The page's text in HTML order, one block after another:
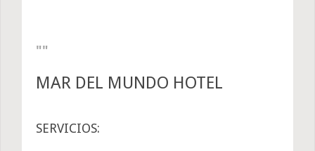
MAR DEL MUNDO HOTEL
SERVICIOS: